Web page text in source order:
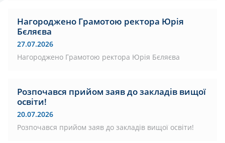
Нагороджено Грамотою ректора Юрія
Бєляєва
27.07.2026
Нагороджено Грамотою ректора Юрія Бєляєва
Розпочався прийом заяв до закладів вищої
освіти!
20.07.2026
Розпочався прийом заяв до закладів вищої освіти!